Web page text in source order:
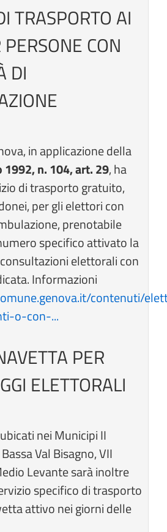
TRASPORTO AI
CON
DI
in applicazione della
n. 104, art. 29, ha
di trasporto gratuito,
per gli elettori con
prenotabile
specifico attivato la
elettorali con
Informazioni
contenuti/
o-con-...
PER
ELETTORALI
nei Municipi II
Val Bisagno, VII
Levante sarà inoltre
specifico di trasporto
attivo nei giorni delle